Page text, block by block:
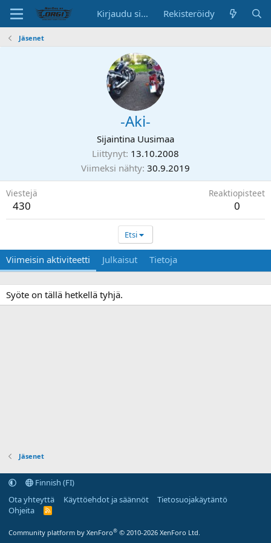
Kirjaudu sisään Rekisteröidy
Jäsenet
-Aki-
Sijaintina Uusimaa
Liittynyt 13.10.2008
Viimeksi nähty 30.9.2019
Viestejä
430
Reaktiopisteet
0
Etsi
Viimeisin aktiviteetti Julkaisut Tietoja
Syöte on tällä hetkellä tyhjä.
Jäsenet
Finnish (FI)
Ota yhteyttä
Käyttöehdot ja säännöt
Tietosuojakäytäntö
Ohjeita
R
Community platform by XenForo® © 2010-2026 XenForo Ltd.